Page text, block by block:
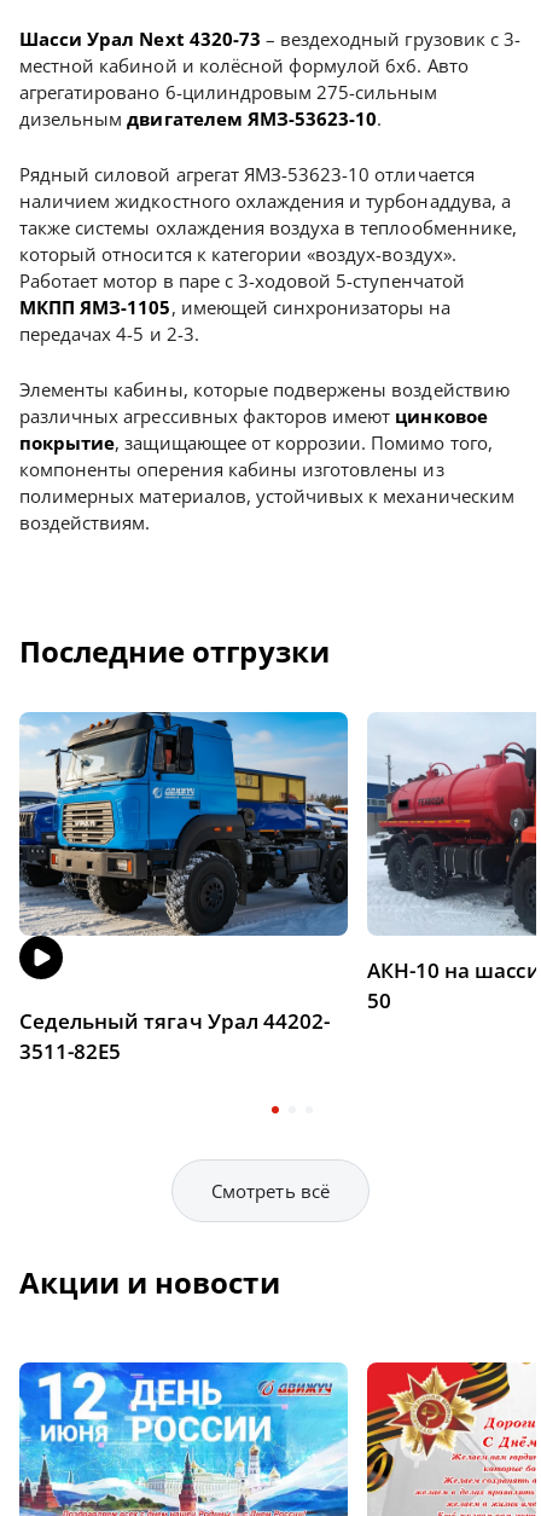
Шасси Урал Next 4320-73 – вездеходный грузовик с 3-
местной кабиной и колёсной формулой 6х6. Авто
агрегатировано 6-цилиндровым 275-сильным
дизельнымдвигателем ЯМЗ-53623-10.
Рядный силовой агрегат ЯМЗ-53623-10 отличается
наличием жидкостного охлаждения и турбонаддува, а
также системы охлаждения воздуха в теплообменнике,
который относится к категории «воздух-воздух».
Работает мотор в паре с 3-ходовой 5-ступенчатой
МКПП ЯМЗ-1105, имеющей синхронизаторы на
передачах 4-5 и 2-3.
Элементы кабины, которые подвержены воздействию
различных агрессивных факторов имеют цинковое
покрытие, защищающее от коррозии. Помимо того,
компоненты оперения кабины изготовлены из
полимерных материалов, устойчивых к механическим
воздействиям.
Последние отгрузки
Седельный тягач Урал 44202-
3511-82Е5
АКН-10 на
50
Смотреть всё
Акции и новости